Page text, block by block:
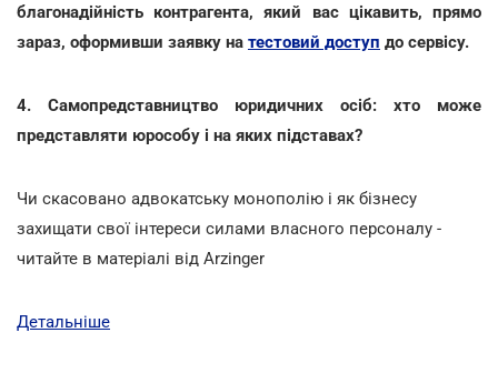
благонадійність контрагента, який вас цікавить, прямо
зараз, оформивши заявку на тестовий доступ до сервісу.
4. Самопредставництво юридичних осіб: хто може
представляти юрособу і на яких підставах?
Чи скасовано адвокатську монополію і як бізнесу
захищати свої інтереси силами власного персоналу -
читайте в матеріалі від Arzinger
Детальніше